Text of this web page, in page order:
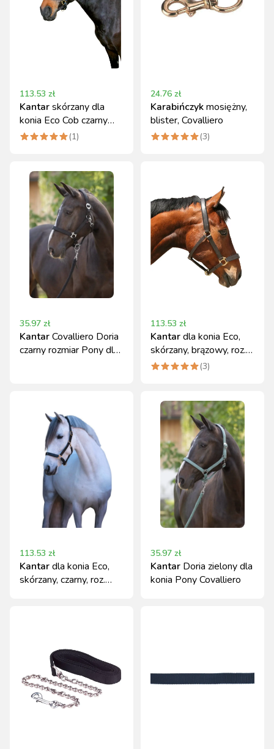
113.53 zł
Kantarskórzany dla
konia Eco Cob czarny
Covalliero
(1)
24.76 zł
Karabińczykmosiężny,
blister, Covalliero
(3)
35.97 zł
KantarCovalliero Doria
czarny rozmiar Pony dla
113.53 zł
Kantardla konia Eco,
skórzany, brązowy, roz.
Cob
(3)
113.53 zł
Kantardla konia Eco,
skórzany, czarny, roz.
35.97 zł
Kantar Doria zielony dla
konia Pony Covalliero